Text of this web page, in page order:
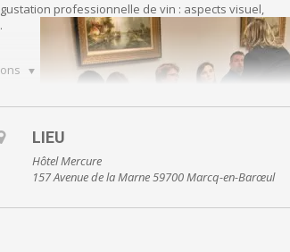
professionnelle de vin : aspects visuel,
LIEU
Hôtel Mercure
157 Avenue de la Marne 59700 Marcq-en-Barœul